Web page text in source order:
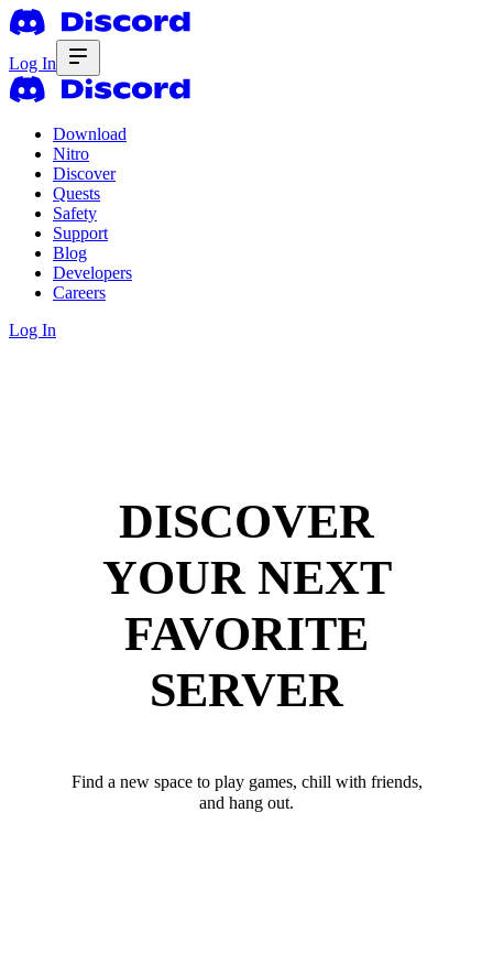
Log In
Download
Nitro
Discover
Quests
Safety
Support
Blog
Developers
Careers
Log In
DISCOVER
YOUR NEXT
FAVORITE
SERVER
Find a new space to play games, chill with friends,
and hang out.